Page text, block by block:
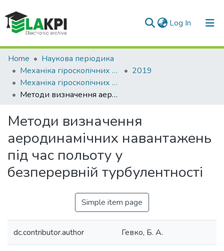
Log In (current)
Communities & Collections
All of DSpace
Statistics
Home
Наукова періодика
Механіка гіроскопічних систем
2019
Механіка гіроскопічних систем: науково-технічний збірник, Вип. 38
Методи визначення аеродинамічних навантажень під час польоту у безперервній турбулентності
Методи визначення
аеродинамічних навантажень
під час польоту у
безперервній турбулентності
Simple item page
dc.contributor.author Гевко, Б. А.